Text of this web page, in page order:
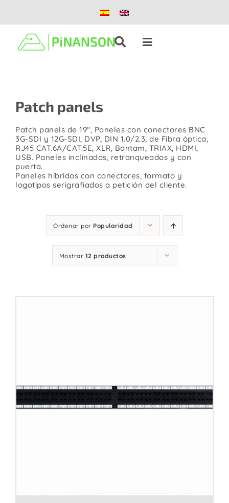
contenido
Toggle
Productos
Casos de éxito
Blog
Contacto
Patch panels
Patch panels de 19″, Paneles con conectores BNC
3G-SDI y 12G-SDI, DVP, DIN 1.0/2.3, de Fibra óptica,
RJ45 CAT.6A/CAT.5E, XLR, Bantam, TRIAX, HDMI,
USB. Paneles inclinados, retranqueados y con
puerta.
Paneles híbridos con conectores, formato y
logotipos serigrafiados a petición del cliente.
Ordenar por Popularidad
Mostrar 12 productos